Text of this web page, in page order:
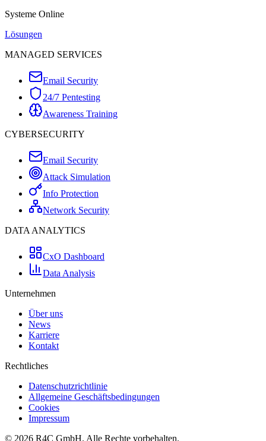
Systeme Online
Lösungen
MANAGED SERVICES
Email Security
24/7 Pentesting
Awareness Training
CYBERSECURITY
Email Security
Attack Simulation
Info Protection
Network Security
DATA ANALYTICS
CxO Dashboard
Data Analysis
Unternehmen
Über uns
News
Karriere
Kontakt
Rechtliches
Datenschutzrichtlinie
Allgemeine Geschäftsbedingungen
Cookies
Impressum
© 2026 R4C GmbH. Alle Rechte vorbehalten.